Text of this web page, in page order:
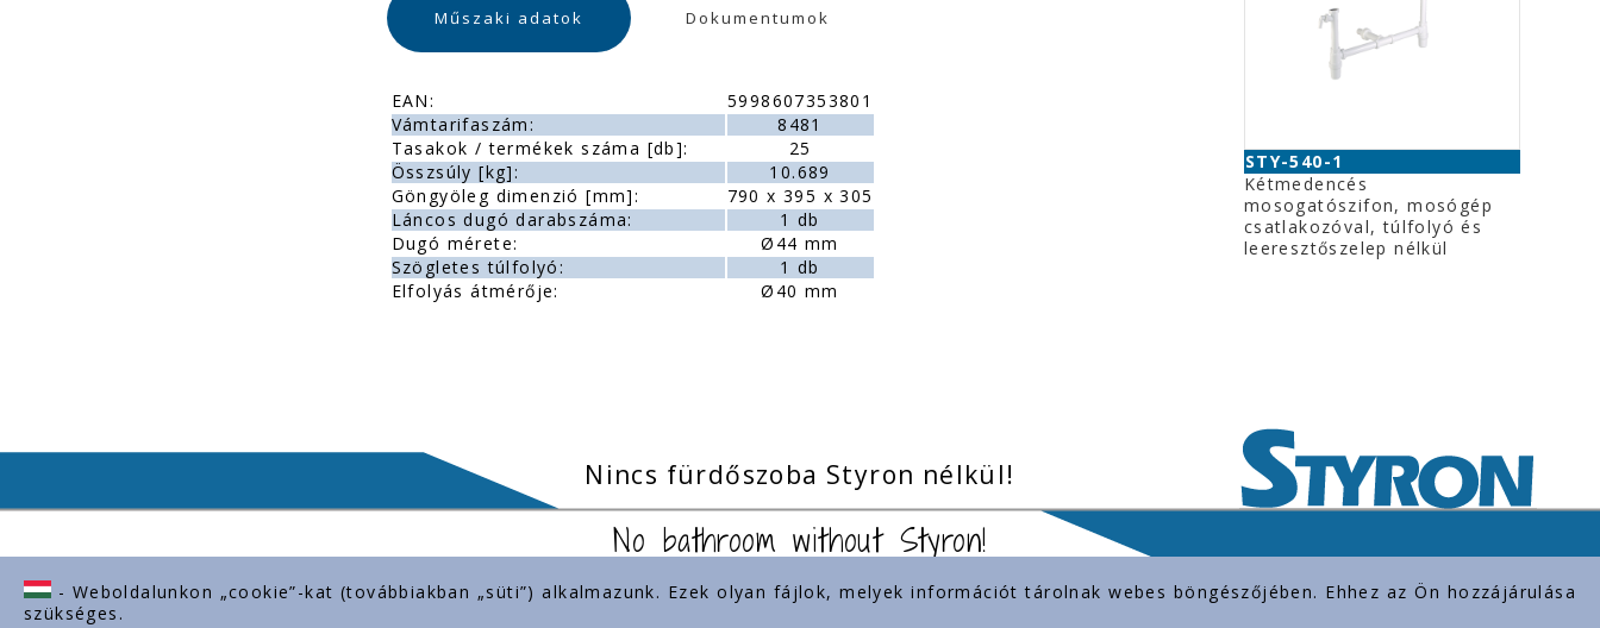
Műszaki adatok Dokumentumok
EAN:
5998607353801
Vámtarifaszám:
8481
Tasakok / termékek száma [db]:
25
Összsúly [kg]:
10.689
Göngyöleg dimenzió [mm]:
790 x 395 x 305
Láncos dugó darabszáma:
1 db
Dugó mérete:
Ø44 mm
Szögletes túlfolyó:
1 db
Elfolyás átmérője:
Ø40 mm
STY-540-1
Kétmedencés
mosogatószifon, mosógép
csatlakozóval, túlfolyó és
leeresztőszelep nélkül
Nincs fürdőszoba Styron nélkül!
No bathroom without Styron!
Lépjen kapcsolatba velünk Fontos linkek Jelenlétünk
- Weboldalunkon „cookie”-kat (továbbiakban „süti”) alkalmazunk. Ezek olyan fájlok, melyek információt tárolnak webes böngészőjében. Ehhez az Ön hozzájárulása
szükséges.